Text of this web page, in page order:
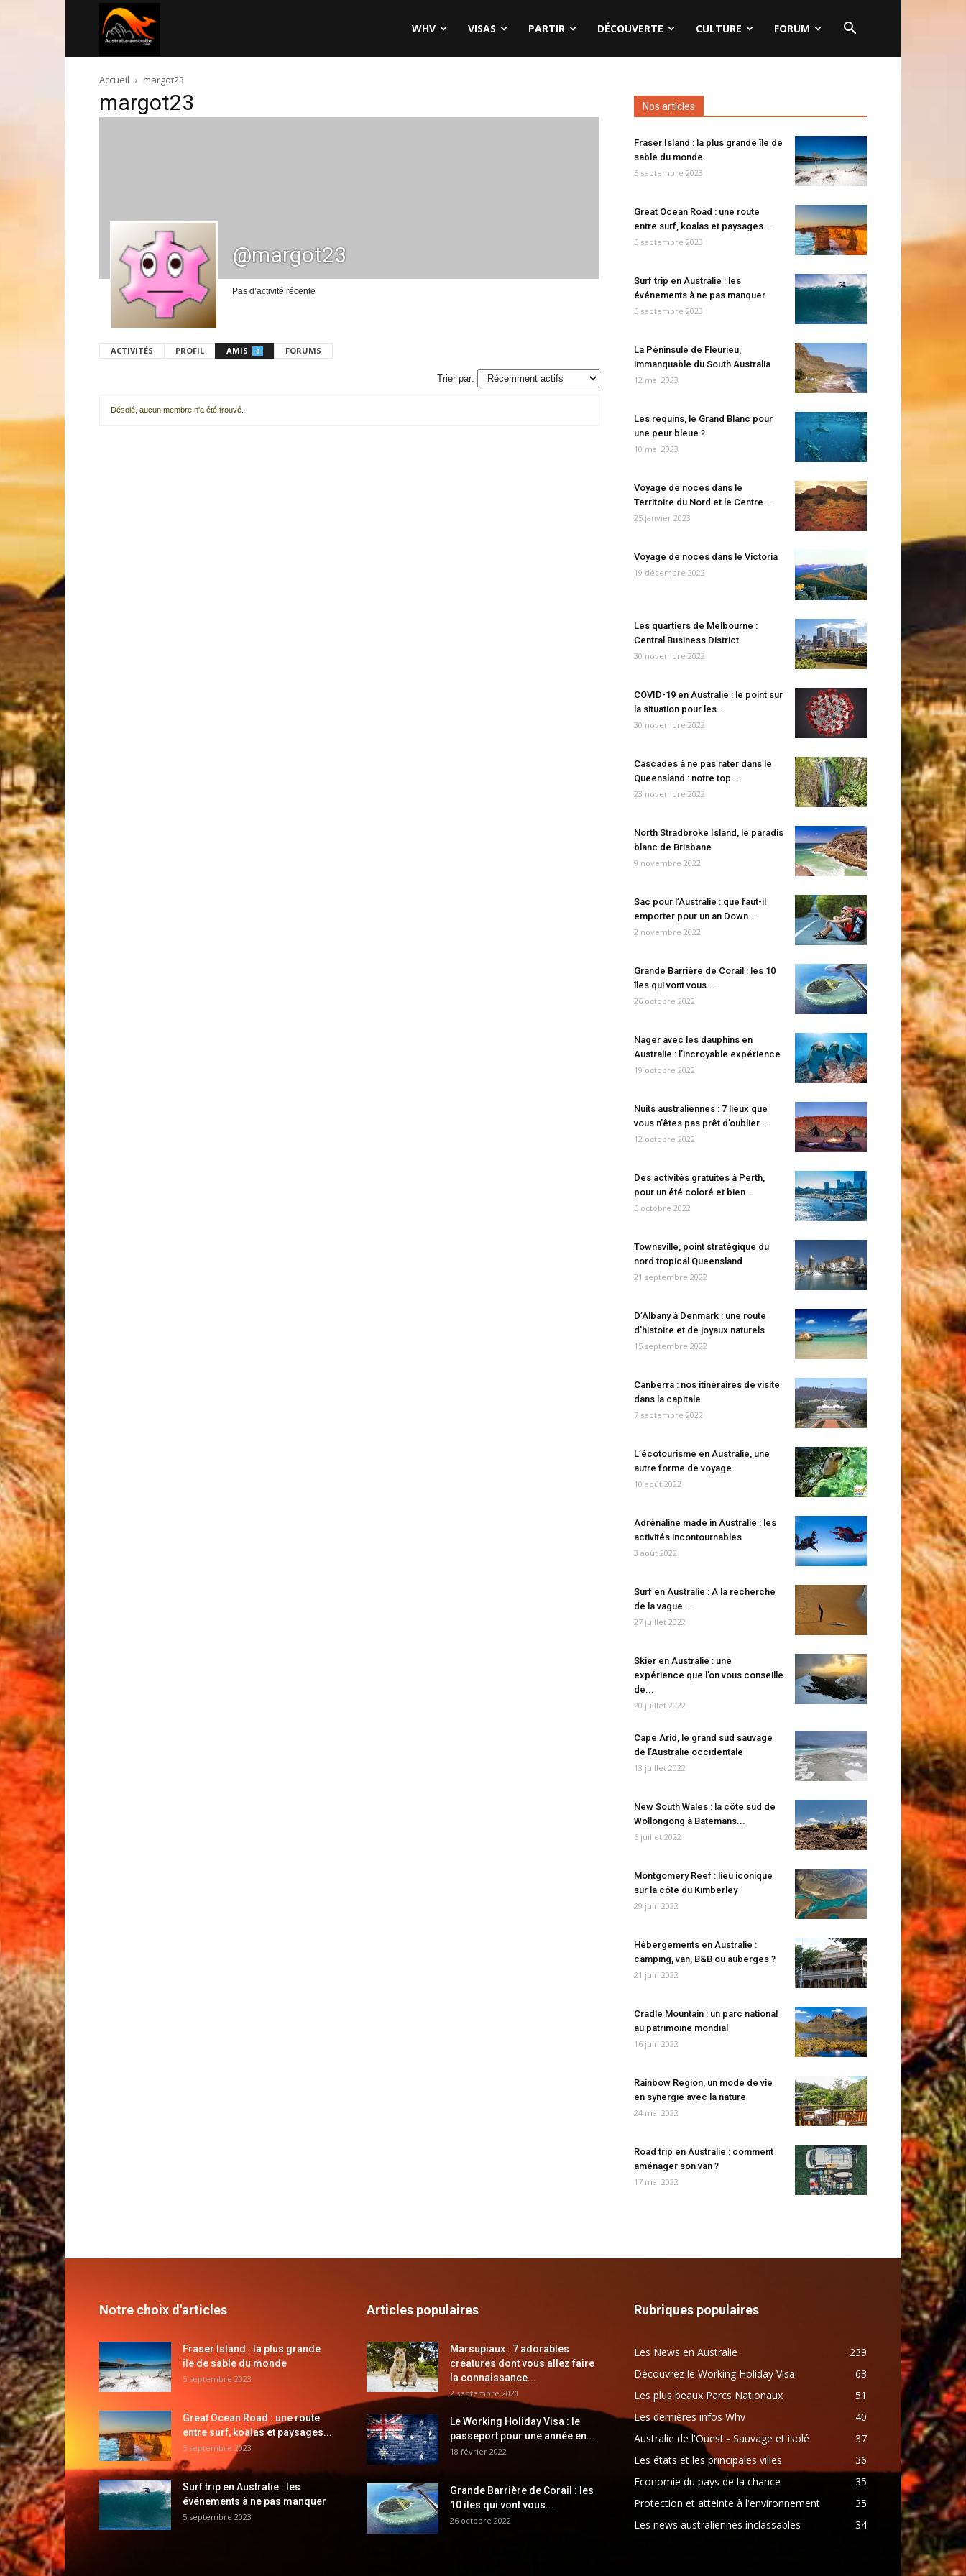
australie.com
WHV VISAS PARTIR DÉCOUVERTE CULTURE FORUM
Accueil margot23
margot23
@margot23
Pas d’activité récente
ACTIVITÉS PROFIL AMIS 0 FORUMS
Trier par:
Désolé, aucun membre n'a été trouvé.
Nos articles
Fraser Island : la plus grande île de
sable du monde
5 septembre 2023
Great Ocean Road : une route
entre surf, koalas et paysages...
5 septembre 2023
Surf trip en Australie : les
événements à ne pas manquer
5 septembre 2023
La Péninsule de Fleurieu,
immanquable du South Australia
12 mai 2023
Les requins, le Grand Blanc pour
une peur bleue ?
10 mai 2023
Voyage de noces dans le
Territoire du Nord et le Centre...
25 janvier 2023
Voyage de noces dans le Victoria
19 décembre 2022
Les quartiers de Melbourne :
Central Business District
30 novembre 2022
COVID-19 en Australie : le point sur
la situation pour les...
30 novembre 2022
Cascades à ne pas rater dans le
Queensland : notre top...
23 novembre 2022
North Stradbroke Island, le paradis
blanc de Brisbane
9 novembre 2022
Sac pour l’Australie : que faut-il
emporter pour un an Down...
2 novembre 2022
Grande Barrière de Corail : les 10
îles qui vont vous...
26 octobre 2022
Nager avec les dauphins en
Australie : l’incroyable expérience
19 octobre 2022
Nuits australiennes : 7 lieux que
vous n’êtes pas prêt d’oublier...
12 octobre 2022
Des activités gratuites à Perth,
pour un été coloré et bien...
5 octobre 2022
Townsville, point stratégique du
nord tropical Queensland
21 septembre 2022
D’Albany à Denmark : une route
d’histoire et de joyaux naturels
15 septembre 2022
Canberra : nos itinéraires de visite
dans la capitale
7 septembre 2022
L’écotourisme en Australie, une
autre forme de voyage
10 août 2022
Adrénaline made in Australie : les
activités incontournables
3 août 2022
Surf en Australie : A la recherche
de la vague...
27 juillet 2022
Skier en Australie : une
expérience que l’on vous conseille
de...
20 juillet 2022
Cape Arid, le grand sud sauvage
de l’Australie occidentale
13 juillet 2022
New South Wales : la côte sud de
Wollongong à Batemans...
6 juillet 2022
Montgomery Reef : lieu iconique
sur la côte du Kimberley
29 juin 2022
Hébergements en Australie :
camping, van, B&B ou auberges ?
21 juin 2022
Cradle Mountain : un parc national
au patrimoine mondial
16 juin 2022
Rainbow Region, un mode de vie
en synergie avec la nature
24 mai 2022
Road trip en Australie : comment
aménager son van ?
17 mai 2022
Notre choix d'articles
Fraser Island : la plus grande
île de sable du monde
5 septembre 2023
Great Ocean Road : une route
entre surf, koalas et paysages...
5 septembre 2023
Surf trip en Australie : les
événements à ne pas manquer
5 septembre 2023
Articles populaires
Marsupiaux : 7 adorables
créatures dont vous allez faire
la connaissance...
2 septembre 2021
Le Working Holiday Visa : le
passeport pour une année en...
18 février 2022
Grande Barrière de Corail : les
10 îles qui vont vous...
26 octobre 2022
Rubriques populaires
Les News en Australie
239
Découvrez le Working Holiday Visa
63
Les plus beaux Parcs Nationaux
51
Les dernières infos Whv
40
Australie de l'Ouest - Sauvage et isolé
37
Les états et les principales villes
36
Economie du pays de la chance
35
Protection et atteinte à l'environnement
35
Les news australiennes inclassables
34